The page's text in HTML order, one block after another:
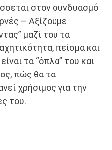
στον συνδυασμό
– Αξίζουμε
μαζί του τα
πείσμα και
τα “όπλα” του και
πώς θα τα
χρήσιμος για την
του.